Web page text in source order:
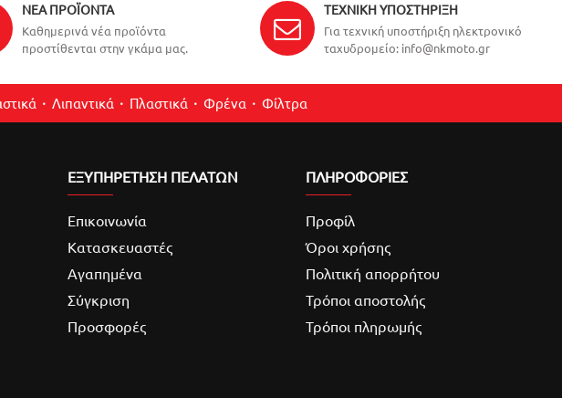
ΝΈΑ ΠΡΟΪΌΝΤΑ
Καθημερινά νέα προϊόντα
προστίθενται στην γκάμα μας.
ΤΕΧΝΙΚΉ ΥΠΟΣΤΉΡΙΞΗ
Για τεχνική υποστήριξη ηλεκτρονικό
ταχυδρομείο: info@nkmoto.gr
Λιπαντικά Πλαστικά Φρένα Φίλτρα
ΕΞΥΠΗΡΕΤΗΣΗ ΠΕΛΑΤΩΝ
Επικοινωνία
Κατασκευαστές
Αγαπημένα
Σύγκριση
Προσφορές
ΠΛΗΡΟΦΟΡΙΕΣ
Προφίλ
Όροι χρήσης
Πολιτική απορρήτου
Τρόποι αποστολής
Τρόποι πληρωμής